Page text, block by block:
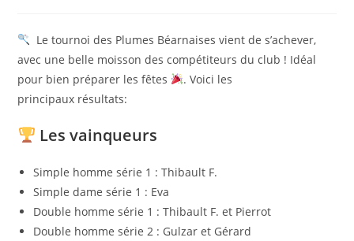
Le tournoi des Plumes Béarnaises vient de s’achever,
avec une belle moisson des compétiteurs du club ! Idéal
pour bien préparer les fêtes
. Voici les
principaux résultats:
Les vainqueurs
Simple homme série 1 : Thibault F.
Simple dame série 1 : Eva
Double homme série 1 : Thibault F. et Pierrot
Double homme série 2 : Gulzar et Gérard